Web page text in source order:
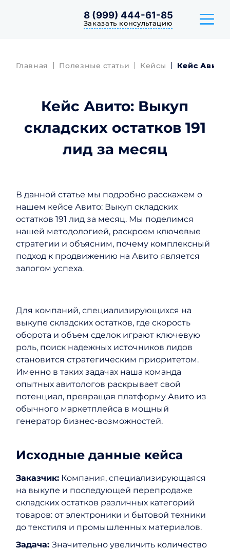
8 (999) 444-61-85
Заказать консультацию
КЕЙСЫ
ОТЗЫВЫ
Главная Полезные статьи Кейсы Кейс Авито:
Кейс Авито: Выкуп
складских остатков 191
лид за месяц
В данной статье мы подробно расскажем о
нашем кейсе Авито: Выкуп складских
остатков 191 лид за месяц. Мы поделимся
нашей методологией, раскроем ключевые
стратегии и объясним, почему комплексный
подход к продвижению на Авито является
залогом успеха.
Для компаний, специализирующихся на
выкупе складских остатков, где скорость
оборота и объем сделок играют ключевую
роль, поиск надежных источников лидов
становится стратегическим приоритетом.
Именно в таких задачах наша команда
опытных авитологов раскрывает свой
потенциал, превращая платформу Авито из
обычного маркетплейса в мощный
генератор бизнес-возможностей.
Исходные данные кейса
Заказчик:Компания, специализирующаяся
на выкупе и последующей перепродаже
складских остатков различных категорий
товаров: от электроники и бытовой техники
до текстиля и промышленных материалов.
Задача: Значительно увеличить количество